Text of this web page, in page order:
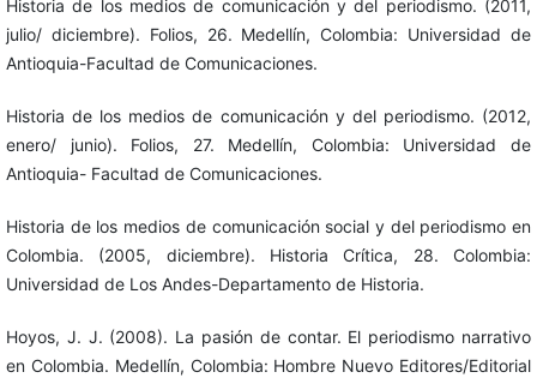
Historia de los medios de comunicación y del periodismo. (2011,
julio/ diciembre). Folios, 26. Medellín, Colombia: Universidad de
Antioquia-Facultad de Comunicaciones.
Historia de los medios de comunicación y del periodismo. (2012,
enero/ junio). Folios, 27. Medellín, Colombia: Universidad de
Antioquia- Facultad de Comunicaciones.
Historia de los medios de comunicación social y del periodismo en
Colombia. (2005, diciembre). Historia Crítica, 28. Colombia:
Universidad de Los Andes-Departamento de Historia.
Hoyos, J. J. (2008). La pasión de contar. El periodismo narrativo
en Colombia. Medellín, Colombia: Hombre Nuevo Editores/Editorial